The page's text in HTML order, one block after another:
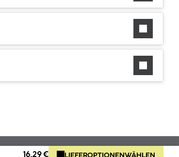
16.29 € LIEFEROPTIONEN WÄHLEN